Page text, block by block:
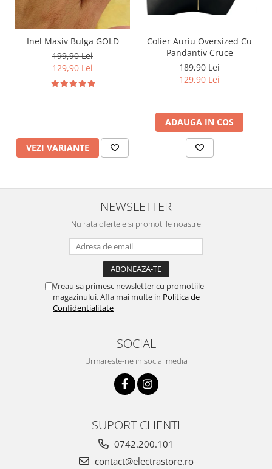
Inel Masiv Bulga GOLD
199,90 Lei
129,90 Lei
VEZI VARIANTE
Colier Auriu Oversized Cu
Pandantiv Cruce
189,90 Lei
129,90 Lei
ADAUGA IN COS
NEWSLETTER
Nu rata ofertele si promotiile noastre
Vreau sa primesc newsletter cu promotiile
magazinului. Afla mai multe in Politica de
Confidentialitate
SOCIAL
Urmareste-ne in social media
SUPORT CLIENTI
0742.200.101
contact@electrastore.ro